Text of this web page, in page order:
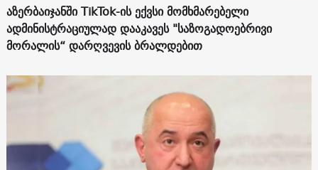
აზერბაიჯანში TikTok-ის ექვსი მომხმარებელი
ადმინისტრაციულად დააკავეს "საზოგადოებრივი
მორალის“ დარღვევის ბრალდებით